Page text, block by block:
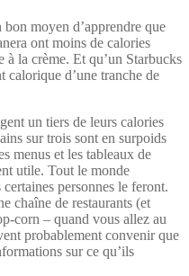
moyen d’apprendre que
ont moins de calories
à la crème. Et qu’un Starbucks
calorique d’une tranche de
un tiers de leurs calories
sur trois sont en surpoids
menus et les tableaux de
utile. Tout le monde
personnes le feront.
chaîne de restaurants (et
corn – quand vous allez au
probablement convenir que
sur ce qu’ils